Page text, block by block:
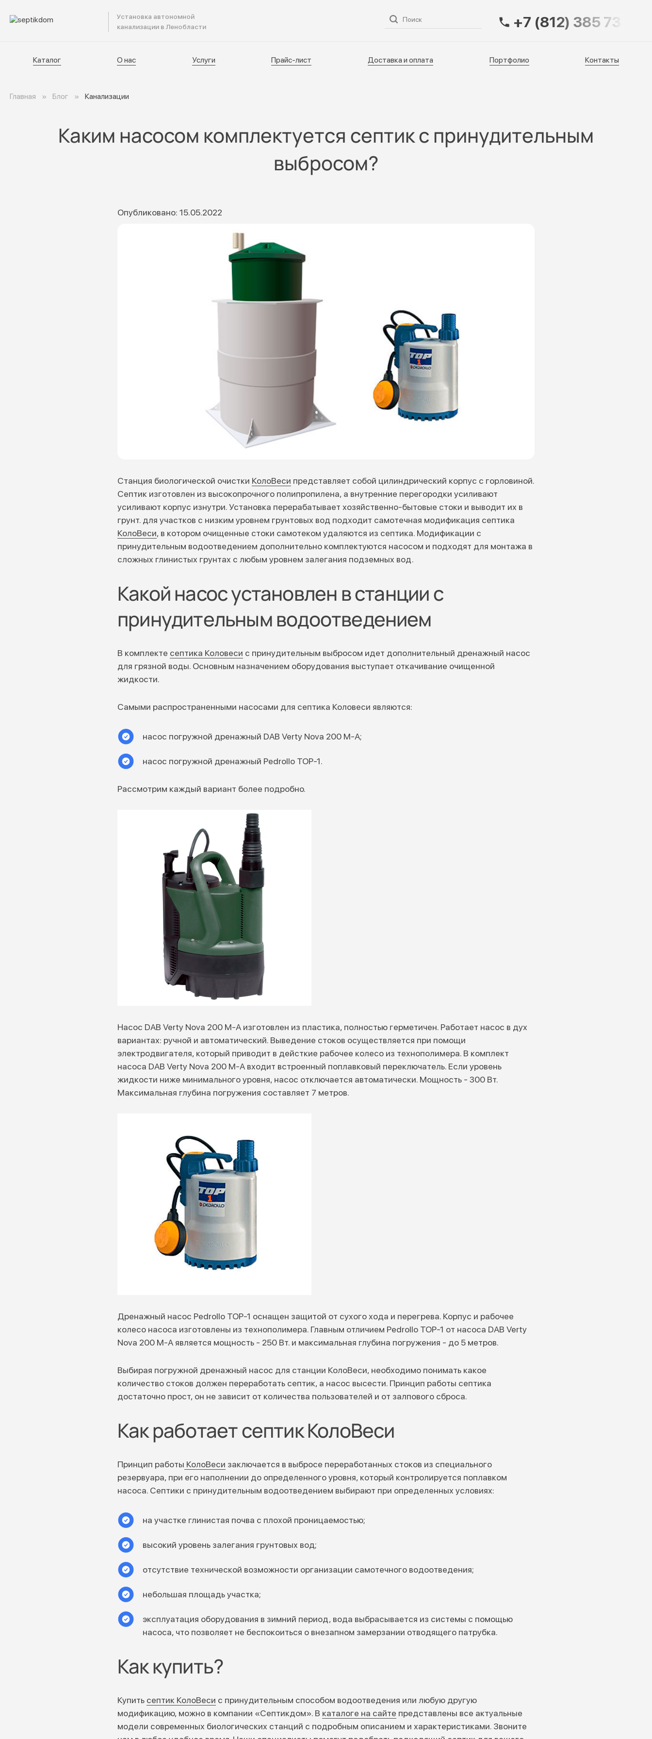
Установка автономной
канализации в Ленобласти
Каталог Доставка и оплата Контакты+7 (812) 385 73 83
Каталог О нас Услуги Прайс-лист Доставка и оплата Портфолио Контакты
Главная Блог Канализации
Каким насосом комплектуется септик с принудительным
выбросом?
Опубликовано: 15.05.2022
Станция биологической очистки КолоВеси представляет собой цилиндрический корпус с горловиной.
Септик изготовлен из высокопрочного полипропилена, а внутренние перегородки усиливают
усиливают корпус изнутри. Установка перерабатывает хозяйственно-бытовые стоки и выводит их в
грунт. для участков с низким уровнем грунтовых вод подходит самотечная модификация септика
КолоВеси, в котором очищенные стоки самотеком удаляются из септика. Модификации с
принудительным водоотведением дополнительно комплектуются насосом и подходят для монтажа в
сложных глинистых грунтах с любым уровнем залегания подземных вод.
Какой насос установлен в станции с
принудительным водоотведением
В комплекте септика Коловеси с принудительным выбросом идет дополнительный дренажный насос
для грязной воды. Основным назначением оборудования выступает откачивание очищенной
жидкости.
Самыми распространенными насосами для септика Коловеси являются:
насос погружной дренажный DAB Verty Nova 200 M-A;
насос погружной дренажный Pedrollo TOP-1.
Рассмотрим каждый вариант более подробно.
Насос DAB Verty Nova 200 M-A изготовлен из пластика, полностью герметичен. Работает насос в дух
вариантах: ручной и автоматический. Выведение стоков осуществляется при помощи
электродвигателя, который приводит в дейсткие рабочее колесо из технополимера. В комплект
насоса DAB Verty Nova 200 M-A входит встроенный поплавковый переключатель. Если уровень
жидкости ниже минимального уровня, насос отключается автоматически. Мощность - 300 Вт.
Максимальная глубина погружения составляет 7 метров.
Дренажный насос Pedrollo TOP-1 оснащен защитой от сухого хода и перегрева. Корпус и рабочее
колесо насоса изготовлены из технополимера. Главным отличием Pedrollo TOP-1 от насоса DAB Verty
Nova 200 M-A является мощность - 250 Вт. и максимальная глубина погружения - до 5 метров.
Выбирая погружной дренажный насос для станции КолоВеси, необходимо понимать какое
количество стоков должен переработать септик, а насос высести. Принцип работы септика
достаточно прост, он не зависит от количества пользователей и от залпового сброса.
Как работает септик КолоВеси
Принцип работы КолоВеси заключается в выбросе переработанных стоков из специального
резервуара, при его наполнении до определенного уровня, который контролируется поплавком
насоса. Септики с принудительным водоотведением выбирают при определенных условиях:
на участке глинистая почва с плохой проницаемостью;
высокий уровень залегания грунтовых вод;
отсутствие технической возможности организации самотечного водоотведения;
небольшая площадь участка;
эксплуатация оборудования в зимний период, вода выбрасывается из системы с помощью
насоса, что позволяет не беспокоиться о внезапном замерзании отводящего патрубка.
Как купить?
Купить септик КолоВеси с принудительным способом водоотведения или любую другую
модификацию, можно в компании «Септикдом». В каталоге на сайте представлены все актуальные
модели современных биологических станций с подробным описанием и характеристиками. Звоните